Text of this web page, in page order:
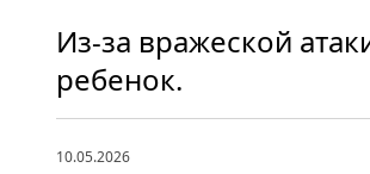
Из-за вражеской
ребенок.
10.05.2026